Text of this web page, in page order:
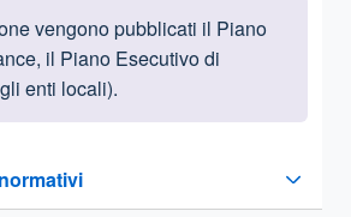
introduttive
vengono pubblicati il Piano
il Piano Esecutivo di
enti locali).